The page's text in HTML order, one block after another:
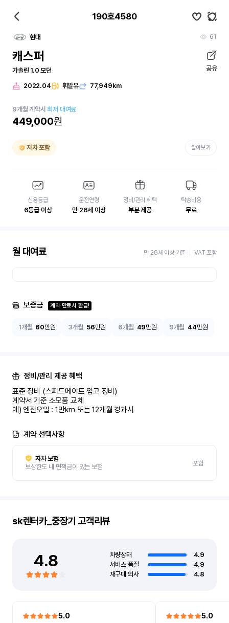
190호4580
현대 61
캐스퍼
가솔린 1.0 모던 공유
2022.04 휘발유 77,949km
9개월 계약시최저 대여료
449,000원
자차 포함 알아보기
신용등급
6등급 이상
운전연령
만 26세 이상
정비/관리 혜택
부분 제공
탁송비용
무료
월 대여료 만 26세 이상 기준 VAT 포함
보증금 계약 만료시 환급!
1개월 60만원 3개월 56만원 6개월 49만원 9개월 44만원
정비/관리 제공 혜택
표준 정비 (스피드메이트 입고 정비)
계약서 기준 소모품 교체
예) 엔진오일 : 1만km 또는 12개월 경과시
계약 선택사항
자차 보험
보상한도 내 면책금이 있는 보험
포함
sk렌터카_중장기 고객리뷰
4.8 차량상태
4.9
서비스 품질
4.9
재구매 의사
4.8
5.0 5.0